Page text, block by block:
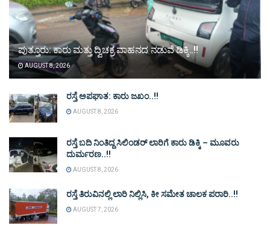
ಪುತ್ತೂರು: ಕಾರು ಮತ್ತು ದ್ವಿಚಕ್ರ ವಾಹನದ ನಡುವೆ ಡಿಕ್ಕಿ..!!
AUGUST 8, 2026
ರಸ್ತೆ ಅಪಘಾತ: ಕಾರು ಜಖಂ..!!
AUGUST 8, 2026
ರಸ್ತೆ ಬದಿ ನಿಂತಿದ್ದ ಸಿಲಿಂಡರ್ ಲಾರಿಗೆ ಕಾರು ಡಿಕ್ಕಿ – ಮೂವರು
ದುರ್ಮರಣ..!!
AUGUST 8, 2026
ರಸ್ತೆ ತಿರುವಿನಲ್ಲಿ ಲಾರಿ ನಿಲ್ಲಿಸಿ, ಕೀ ಸಮೇತ ಚಾಲಕ ಪರಾರಿ..!!
AUGUST 7, 2026